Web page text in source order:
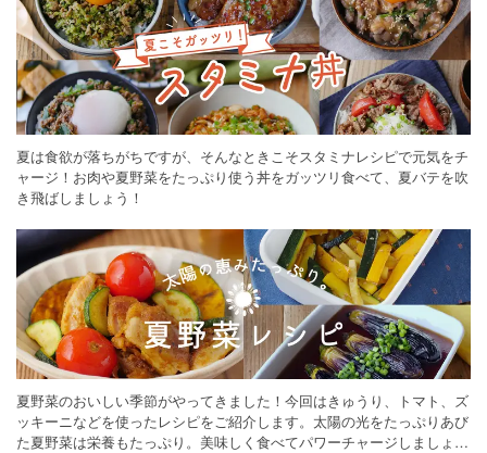
夏は食欲が落ちがちですが、そんなときこそスタミナレシピで元気をチ
ャージ！お肉や夏野菜をたっぷり使う丼をガッツリ食べて、夏バテを吹
き飛ばしましょう！
夏野菜のおいしい季節がやってきました！今回はきゅうり、トマト、ズ
ッキーニなどを使ったレシピをご紹介します。太陽の光をたっぷりあび
た夏野菜は栄養もたっぷり。美味しく食べてパワーチャージしましょう